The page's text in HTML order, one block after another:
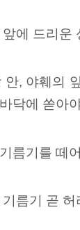
에 드리운
, 야훼의
닥에 쏟아
름기를 떼
름기 곧